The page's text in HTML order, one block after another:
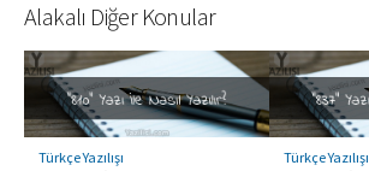
Alakalı Diğer Konular
Türkçe Yazılışı
Türkçe Yazılışı